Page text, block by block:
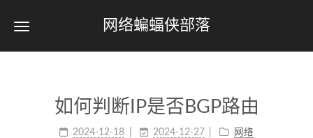
网络蝙蝠侠部落
如何判断IP是否BGP路由
2024-12-18 2024-12-27 网络